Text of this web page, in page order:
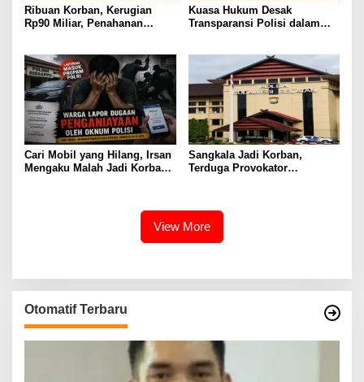
Ribuan Korban, Kerugian
Rp90 Miliar, Penahanan
Kuasa Hukum Desak
Transparansi Polisi dalam
Cari Mobil yang Hilang, Irsan
Mengaku Malah Jadi Korban
Sangkala Jadi Korban,
Terduga Provokator
View More
Otomatif Terbaru